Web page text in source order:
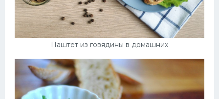
Паштет из говядины в домашних